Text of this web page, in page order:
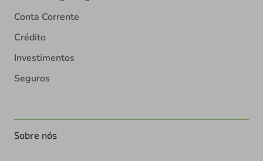
Conta Corrente
Crédito
Investimentos
Seguros
Sobre nós